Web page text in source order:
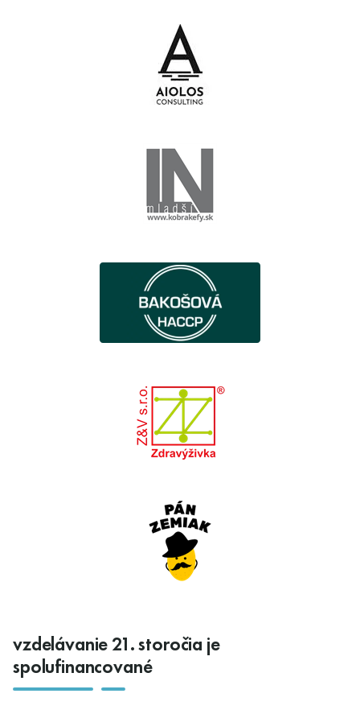
vzdelávanie 21. storočia je
spolufinancované